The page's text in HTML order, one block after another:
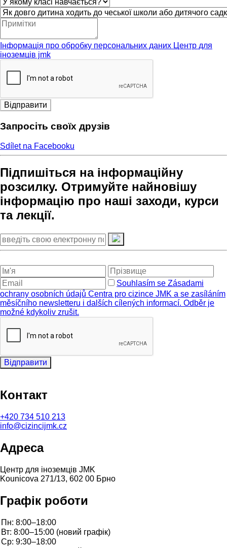
Інформація про обробку персональних даних Центр для
іноземців jmk
Відправити
Запросіть своїх друзів
Sdílet na Facebooku
Підпишіться на інформаційну
розсилку. Отримуйте найновішу
інформацію про наші заходи, курси
та лекції.
Souhlasím se Zásadami
ochrany osobních údajů Centra pro cizince JMK a se zasíláním
měsíčního newsletteru i dalších cílených informací. Odběr je
možné kdykoliv zrušit.
Відправити
Контакт
+420 734 510 213
info@cizincijmk.cz
Адреса
Центр для іноземців JMK
Kounicova 271/13, 602 00 Брно
Графік роботи